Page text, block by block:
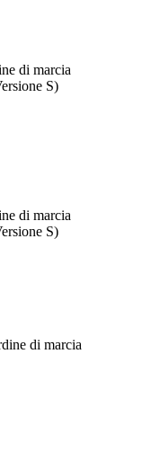
di marcia
S)
di marcia
S)
di marcia